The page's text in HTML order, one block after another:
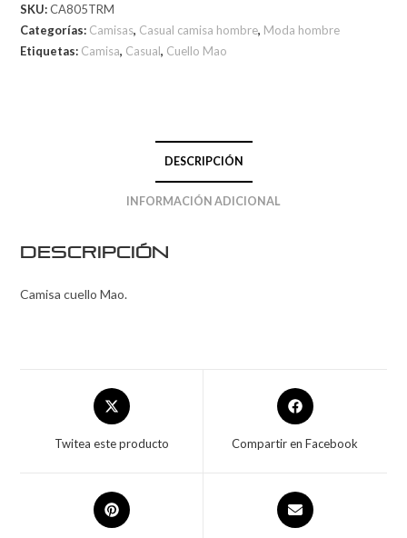
SKU:CA805TRM
Categorías: Camisas, Casual camisa hombre, Moda hombre
Etiquetas: Camisa, Casual, Cuello Mao
DESCRIPCIÓN
INFORMACIÓN ADICIONAL
Descripción
Camisa cuello Mao.
Twitea este producto Compartir en Facebook